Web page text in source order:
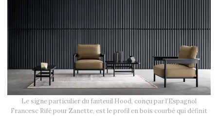
Le signe particulier du fauteuil Hood, conçu par l’Espagnol
Francesc Rifè pour Zanette, est le profil en bois courbé qui définit